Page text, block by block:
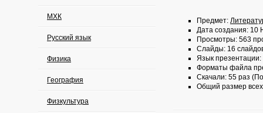
МХК
Русский язык
Физика
География
Физкультура
Предмет:
Дата создания: 10
Просмотры: 563
Слайды: 16
Язык презентации:
Форматы файла
Скачали: 55 раз
Общий размер